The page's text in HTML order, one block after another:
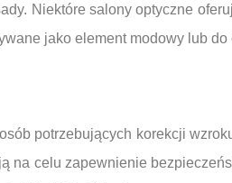
Niektóre salony optyczne
jako element modowy lub do
potrzebujących korekcji
na celu zapewnienie